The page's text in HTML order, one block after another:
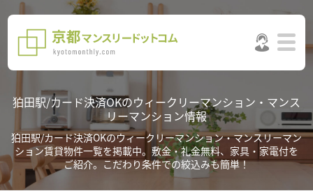
狛田駅/カード決済OKのウィークリーマンション・マンス
リーマンション情報
狛田駅/カード決済OKのウィークリーマンション・マンスリーマン
ション賃貸物件一覧を掲載中。敷金・礼金無料、家具・家電付を
ご紹介。こだわり条件での絞込みも簡単！